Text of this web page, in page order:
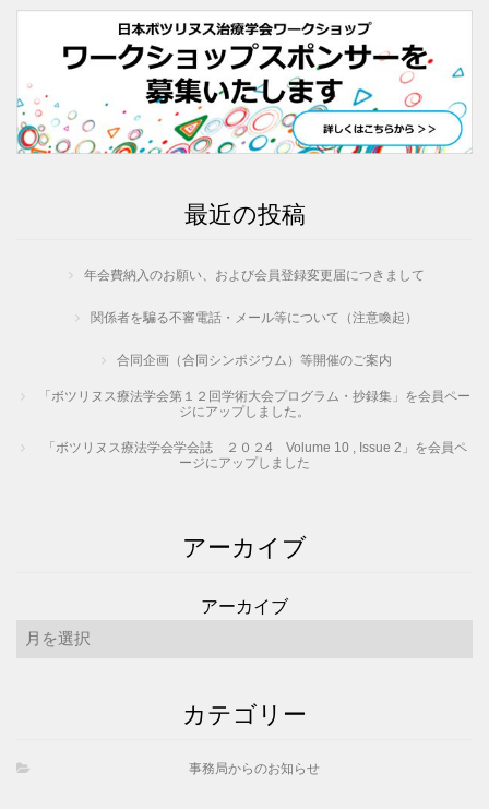
最近の投稿
年会費納入のお願い、および会員登録変更届につきまして
関係者を騙る不審電話・メール等について（注意喚起）
合同企画（合同シンポジウム）等開催のご案内
「ボツリヌス療法学会第１２回学術大会プログラム・抄録集」を会員ペー
ジにアップしました。
「ボツリヌス療法学会学会誌 ２０２4 Volume 10 , Issue 2」を会員ペ
ージにアップしました
アーカイブ
アーカイブ
カテゴリー
事務局からのお知らせ